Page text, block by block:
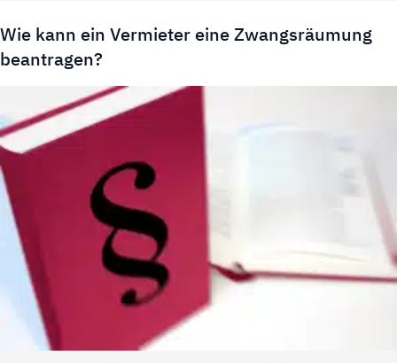
Wie kann ein Vermieter eine Zwangsräumung
beantragen?